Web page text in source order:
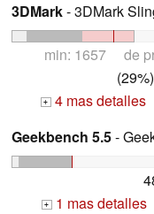
3DMark- 3DMark
min: 1657 de
(29%)
+ 4 mas detalles
Geekbench 5.5-
+ 1 mas detalles